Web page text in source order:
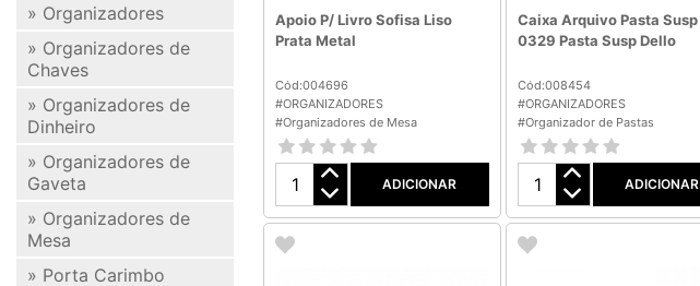
» Organizadores
» Organizadores de
Chaves
» Organizadores de
Dinheiro
» Organizadores de
Gaveta
» Organizadores de
Mesa
» Porta Carimbo
Apoio P/ Livro Sofisa Liso
Prata Metal
Cód:004696
#ORGANIZADORES
#Organizadores de Mesa
ADICIONAR
Caixa Arquivo Pasta Susp
0329 Pasta Susp Dello
Cód:008454
#ORGANIZADORES
#Organizador de Pastas
ADICIONAR